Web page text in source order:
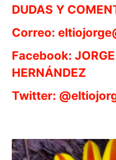
DUDAS Y
Correo:
Facebook:
HERNÁNDEZ
Twitter: